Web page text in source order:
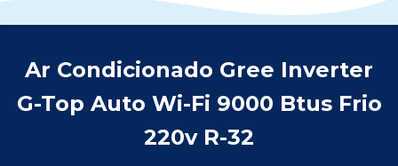
Ar Condicionado Gree Inverter
G-Top Auto Wi-Fi 9000 Btus Frio
220v R-32